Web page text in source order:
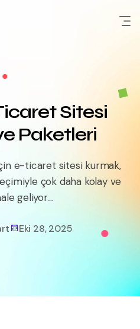
Sitesi
Paketleri
e-ticaret sitesi kurmak,
çok daha kolay ve
geliyor....
Eki 28, 2025